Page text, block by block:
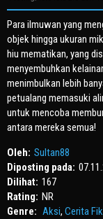
Para ilmuwan yang
objek hingga ukuran
hiu mematikan, yang
menyembuhkan
menimbulkan lebih
petualang memasuki
untuk mencoba
antara mereka semua!
Oleh: Sultan88
Diposting pada:
Dilihat: 167
Rating: NR
Genre: Aksi, Cerita